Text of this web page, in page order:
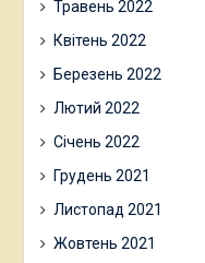
Травень 2022
Квітень 2022
Березень 2022
Лютий 2022
Січень 2022
Грудень 2021
Листопад 2021
Жовтень 2021